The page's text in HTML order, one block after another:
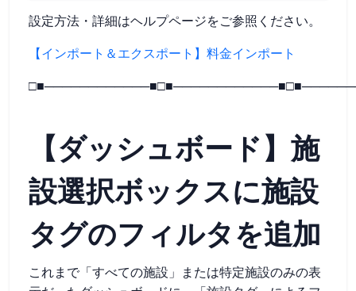
設定方法・詳細はヘルプページをご参照ください。
【インポート＆エクスポート】料金インポート
【ダッシュボード】施
設選択ボックスに施設
タグのフィルタを追加
これまで「すべての施設」または特定施設のみの表